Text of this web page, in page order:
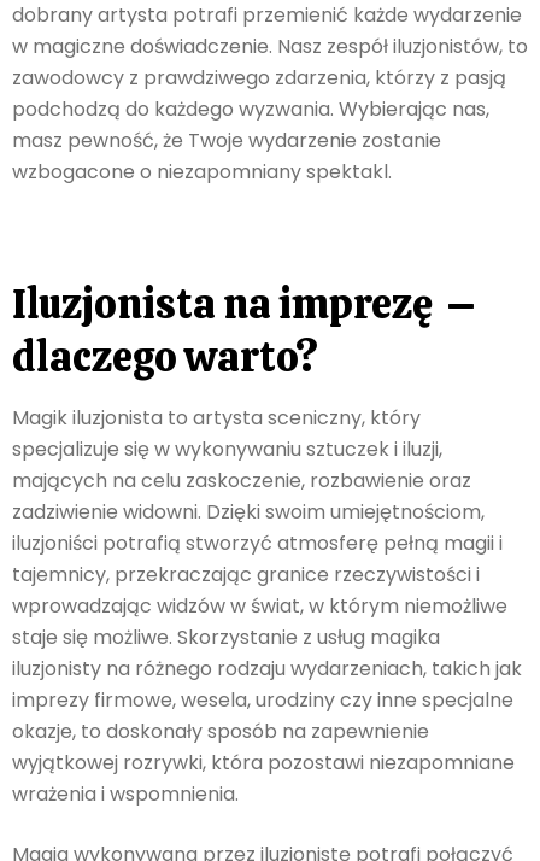
dobrany artysta potrafi przemienić każde wydarzenie
w magiczne doświadczenie. Nasz zespół iluzjonistów, to
zawodowcy z prawdziwego zdarzenia, którzy z pasją
podchodzą do każdego wyzwania. Wybierając nas,
masz pewność, że Twoje wydarzenie zostanie
wzbogacone o niezapomniany spektakl.
Iluzjonista na imprezę –
dlaczego warto?
Magik iluzjonista to artysta sceniczny, który
specjalizuje się w wykonywaniu sztuczek i iluzji,
mających na celu zaskoczenie, rozbawienie oraz
zadziwienie widowni. Dzięki swoim umiejętnościom,
iluzjoniści potrafią stworzyć atmosferę pełną magii i
tajemnicy, przekraczając granice rzeczywistości i
wprowadzając widzów w świat, w którym niemożliwe
staje się możliwe. Skorzystanie z usług magika
iluzjonisty na różnego rodzaju wydarzeniach, takich jak
imprezy firmowe, wesela, urodziny czy inne specjalne
okazje, to doskonały sposób na zapewnienie
wyjątkowej rozrywki, która pozostawi niezapomniane
wrażenia i wspomnienia.
Magia wykonywana przez iluzjonistę potrafi połączyć